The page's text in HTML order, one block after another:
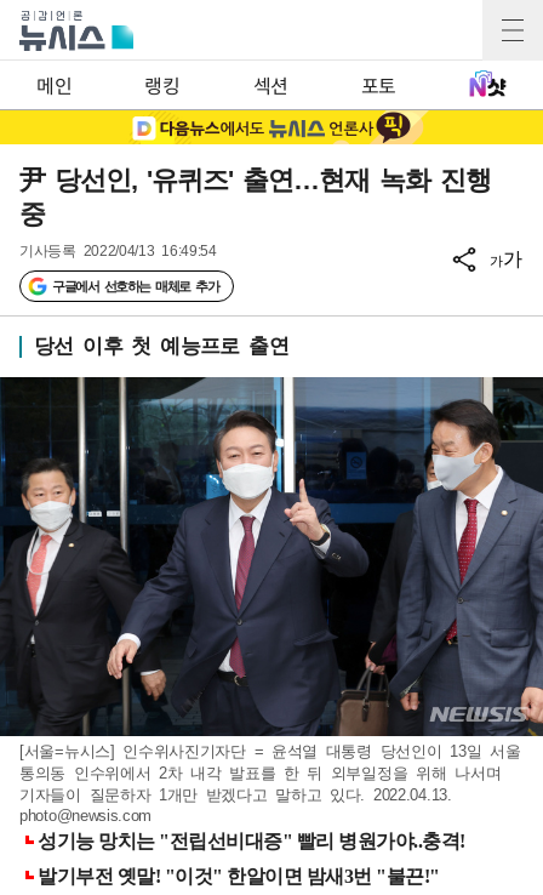
메인 랭킹 섹션 포토
尹 당선인, '유퀴즈' 출연…현재 녹화 진행
중
기사등록 2022/04/13 16:49:54
구글에서 선호하는 매체로 추가
가가
당선 이후 첫 예능프로 출연
[서울=뉴시스] 인수위사진기자단 = 윤석열 대통령 당선인이 13일 서울
통의동 인수위에서 2차 내각 발표를 한 뒤 외부일정을 위해 나서며
기자들이 질문하자 1개만 받겠다고 말하고 있다. 2022.04.13.
photo@newsis.com